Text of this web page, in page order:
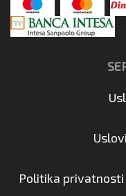
Politika